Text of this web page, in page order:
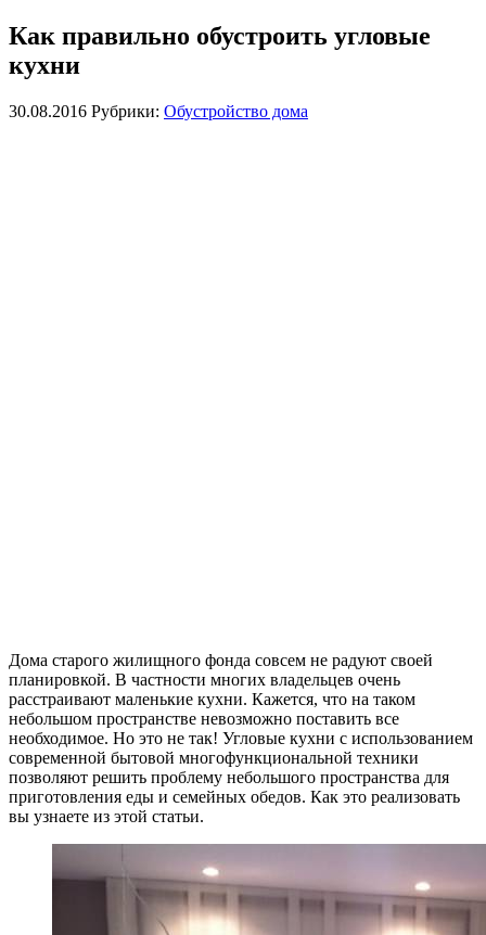
Как правильно обустроить угловые
кухни
30.08.2016 Рубрики: Обустройство дома
Дома старого жилищного фонда совсем не радуют своей
планировкой. В частности многих владельцев очень
расстраивают маленькие кухни. Кажется, что на таком
небольшом пространстве невозможно поставить все
необходимое. Но это не так! Угловые кухни с использованием
современной бытовой многофункциональной техники
позволяют решить проблему небольшого пространства для
приготовления еды и семейных обедов. Как это реализовать
вы узнаете из этой статьи.